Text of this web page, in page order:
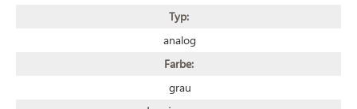
Typ:
analog
Farbe:
grau